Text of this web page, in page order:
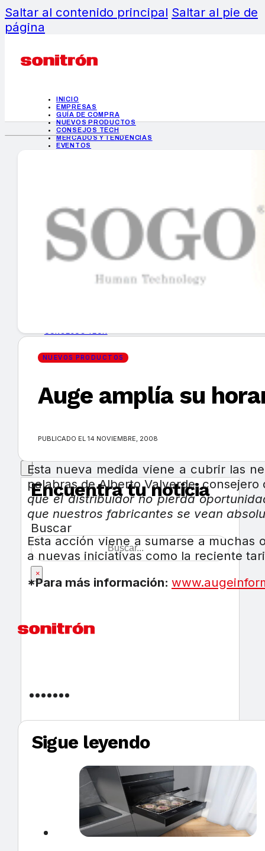
Saltar al contenido principal Saltar al pie de
página
INICIO
EMPRESAS
GUÍA DE COMPRA
NUEVOS PRODUCTOS
CONSEJOS TECH
MERCADOS Y TENDENCIAS
EVENTOS
INICIO
EMPRESAS
GUÍA DE COMPRA
MERCADOS Y TENDENCIAS
Encuentra tu noticia
Buscar
×
NUEVOS PRODUCTOS
Auge amplía su
PUBLICADO EL 14 NOVIEMBRE, 2008
Esta nueva medida viene a cubrir las
palabras de Alberto Valverde, consejero
que el distribuidor no pierda
que nuestros fabricantes se vean
Esta acción viene a sumarse a
a nuevas iniciativas como la reciente
*Para más información:
Sigue leyendo